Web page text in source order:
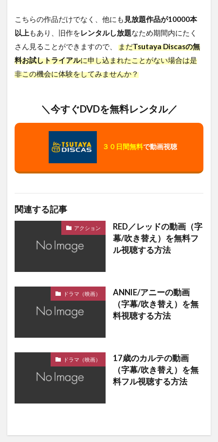
こちらの作品だけでなく、他にも 見放題作品が10000本
以上もあり、旧作をレンタルし放題なため期間内にたく
さん見ることができますので、 まだTsutaya Discasの無
料お試しトライアルに申し込まれたことがない場合は是
非この機会に体験をしてみませんか？
＼今すぐDVDを無料レンタル／
３０日間無料で動画視聴
関連する記事
アクション
RED／レッドの動画（字
幕/吹き替え）を無料フ
ル視聴する方法
ドラマ（映画）
ANNIE/アニーの動画
（字幕/吹き替え）を無
料視聴する方法
ドラマ（映画）
17歳のカルテの動画
（字幕/吹き替え）を無
料フル視聴する方法